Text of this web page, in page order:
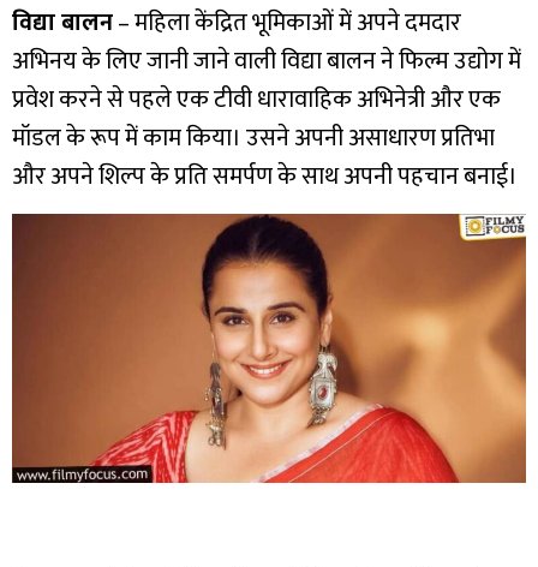
विद्या बालन– महिला केंद्रित भूमिकाओं में अपने दमदार
अभिनय के लिए जानी जाने वाली विद्या बालन ने फिल्म उद्योग में
प्रवेश करने से पहले एक टीवी धारावाहिक अभिनेत्री और एक
मॉडल के रूप में काम किया। उसने अपनी असाधारण प्रतिभा
और अपने शिल्प के प्रति समर्पण के साथ अपनी पहचान बनाई।